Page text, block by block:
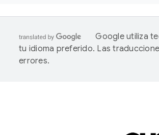
Google utiliza
tu idioma preferido. Las
errores.